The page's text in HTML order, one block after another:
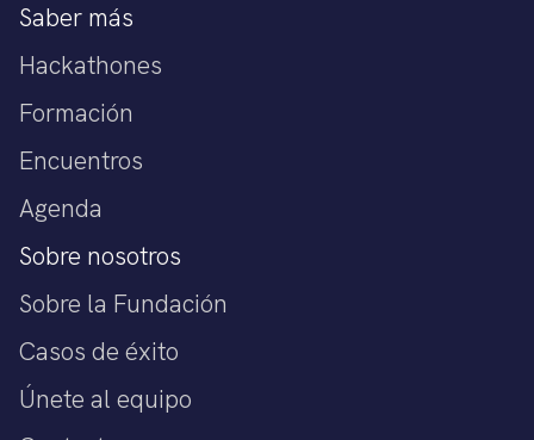
Saber más
Hackathones
Formación
Encuentros
Agenda
Sobre nosotros
Sobre la Fundación
Casos de éxito
Únete al equipo